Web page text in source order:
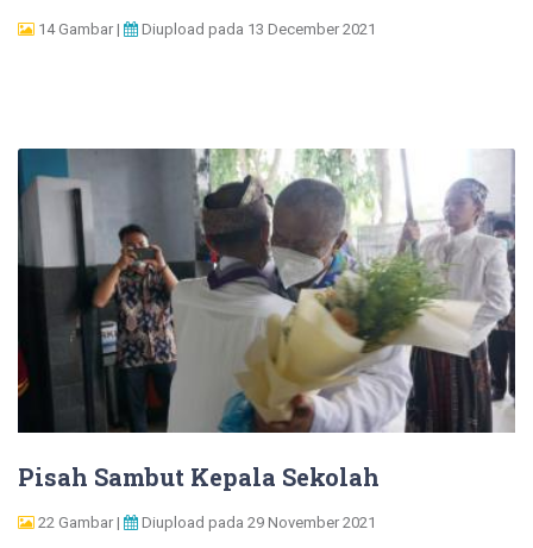
14 Gambar | Diupload pada 13 December 2021
Pisah Sambut Kepala Sekolah
22 Gambar | Diupload pada 29 November 2021